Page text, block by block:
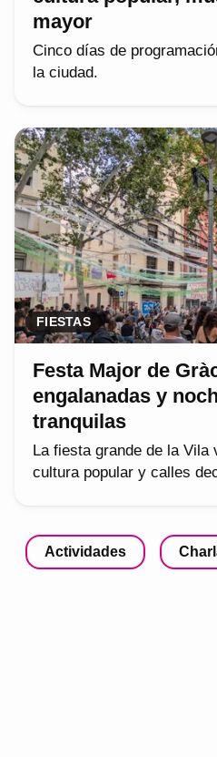
mayor
Cinco días de
la ciudad.
FIESTAS
Festa Major de
engalanadas y
tranquilas
La fiesta grande de la Vila
cultura popular y calles
Actividades